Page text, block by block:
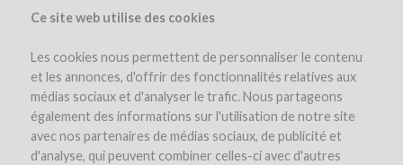
Ce site web utilise des cookies
Les cookies nous permettent de personnaliser le contenu
et les annonces, d'offrir des fonctionnalités relatives aux
médias sociaux et d'analyser le trafic. Nous partageons
également des informations sur l'utilisation de notre site
avec nos partenaires de médias sociaux, de publicité et
d'analyse, qui peuvent combiner celles-ci avec d'autres
le projet winefunders(83)